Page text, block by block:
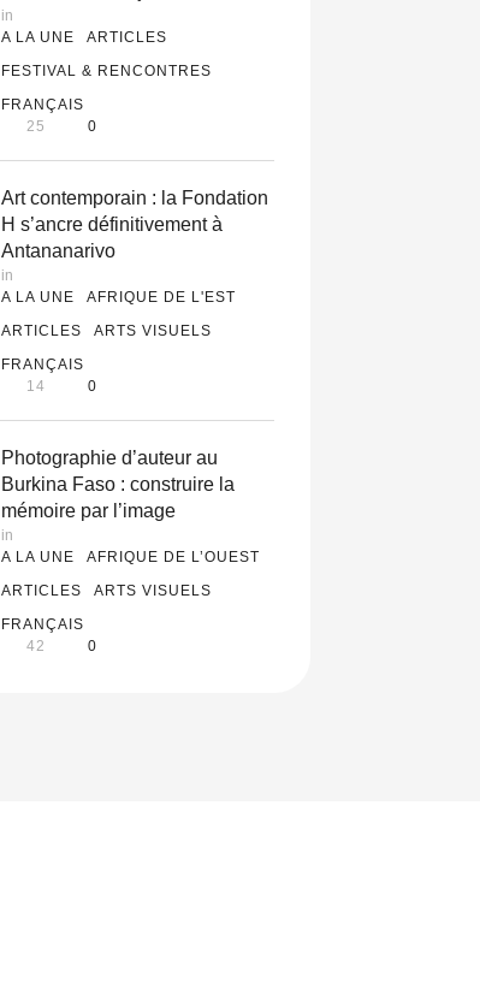
souveraineté
in
A LA UNE
ARTICLES
FESTIVAL & RENCONTRES
FRANÇAIS
25
0
Art contemporain : la Fondation
H s’ancre définitivement à
Antananarivo
in
A LA UNE
AFRIQUE DE L'EST
ARTICLES
ARTS VISUELS
FRANÇAIS
14
0
Photographie d’auteur au
Burkina Faso : construire la
mémoire par l’image
in
A LA UNE
AFRIQUE DE L’OUEST
ARTICLES
ARTS VISUELS
FRANÇAIS
42
0